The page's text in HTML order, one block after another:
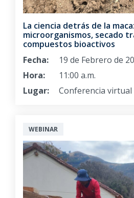
La ciencia detrás de la maca:
microorganismos, secado
compuestos bioactivos
Fecha:
19 de Febrero de
Hora:
11:00 a.m.
Lugar:
Conferencia virtual
WEBINAR